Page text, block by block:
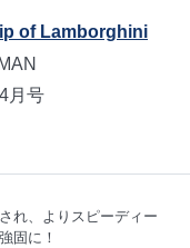
of Lamborghini
月号
れ、よりスピーディー
固に！